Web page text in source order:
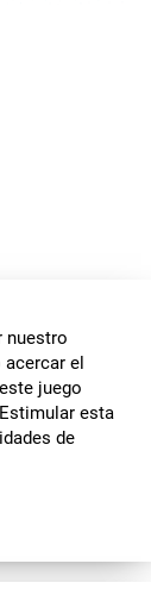
nuestro
el
juego
esta
de